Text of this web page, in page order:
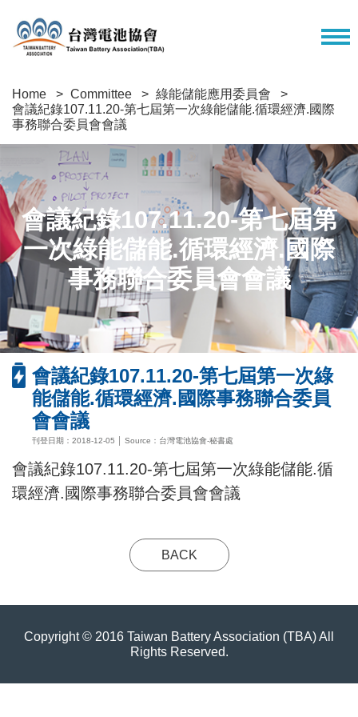
Home Committee
綠能儲能應用委員會
會議紀錄107.11.20-第七屆第一次綠能儲能.循環經濟.國際
事務聯合委員會會議
會議紀錄107.11.20-第七屆第
一次綠能儲能.循環經濟.國際
事務聯合委員會會議
會議紀錄107.11.20-第七屆第一次綠
能儲能.循環經濟.國際事務聯合委員
會會議
刊登日期：2018-12-05 │ Source：台灣電池協會-秘書處
會議紀錄107.11.20-第七屆第一次綠能儲能.循
環經濟.國際事務聯合委員會會議
BACK
Copyright © 2016 Taiwan Battery Association (TBA) All
Rights Reserved.